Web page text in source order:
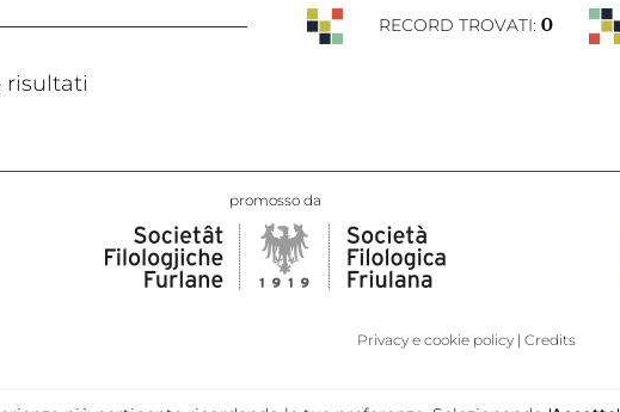
RECORD TROVATI: 0
risultati
promosso da
Privacy e cookie policy Credits